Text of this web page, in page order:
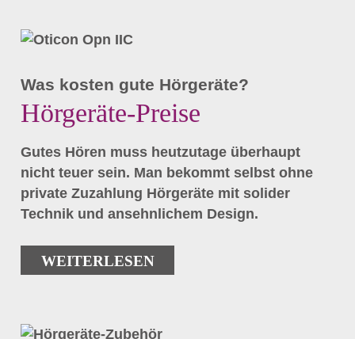
Was kosten gute Hörgeräte?
Hörgeräte-Preise
Gutes Hören muss heutzutage überhaupt
nicht teuer sein. Man bekommt selbst ohne
private Zuzahlung Hörgeräte mit solider
Technik und ansehnlichem Design.
WEITERLESEN